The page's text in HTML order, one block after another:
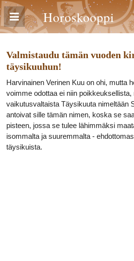
Horoskooppi
Valmistaudu tämän vuoden
täysikuuhun!
Harvinainen Verinen Kuu on ohi, mutta
voimme odottaa ei niin poikkeuksellista,
vaikutusvaltaista Täysikuuta nimeltään
antoivat sille tämän nimen, koska se
pisteen, jossa se tulee lähimmäksi
isommalta ja suuremmalta -
täysikuista.